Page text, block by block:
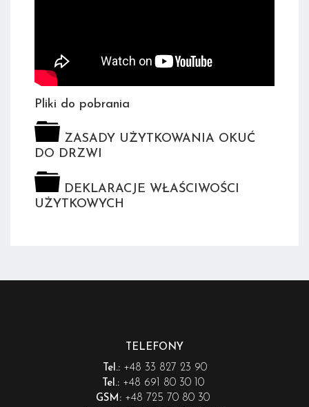
Pliki do pobrania
ZASADY UŻYTKOWANIA OKUĆ
DO DRZWI
DEKLARACJE WŁAŚCIWOŚCI
UŻYTKOWYCH
TELEFONY
Tel.:+48 33 827 23 90
Tel.:+48 691 80 30 10
GSM: +48 725 70 80 30